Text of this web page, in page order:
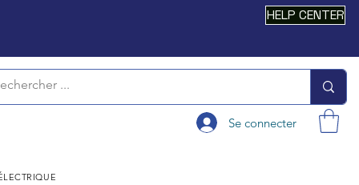
HELP CENTER
Se connecter